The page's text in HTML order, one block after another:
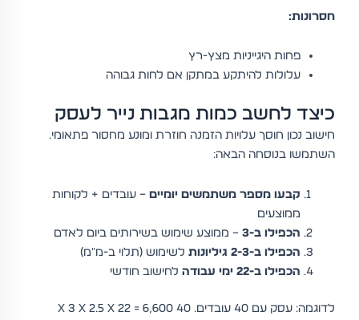
חסרונות:
פחות היגייניות מצץ-רץ
עלולות להיתקע במתקן אם לחות גבוהה
כיצד לחשב כמות מגבות נייר לעסק
חישוב נכון חוסך עלויות הזמנה חוזרת ומונע מחסור פתאומי.
השתמשו בנוסחה הבאה:
קבעו מספר משתמשים יומיים – עובדים + לקוחות
ממוצעים
הכפילו ב-3
– ממוצע שימוש בשירותים ביום לאדם
הכפילו ב-2-3 גיליונות
לשימוש (תלוי ב-מ"מ)
הכפילו ב-22 ימי עבודה
לחישוב חודשי
לדוגמה: עסק עם 40 עובדים. 40 x 3 x 2.5 x 22 = 6,600